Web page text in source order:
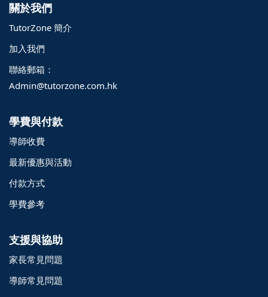
關於我們
TutorZone 簡介
加入我們
聯絡郵箱：
Admin@tutorzone.com.hk
學費與付款
導師收費
最新優惠與活動
付款方式
學費參考
支援與協助
家長常見問題
導師常見問題